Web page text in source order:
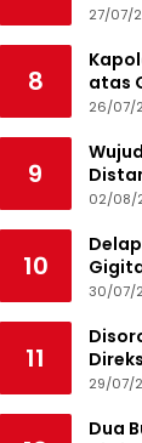
27/07/
8
atas
Saat
26/07/
9
02/08/
10
30/07/
11
29/07/
Dua